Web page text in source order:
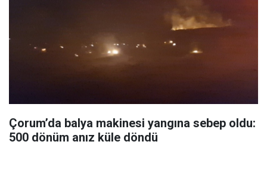
Çorum’da balya makinesi yangına sebep oldu:
500 dönüm anız küle döndü